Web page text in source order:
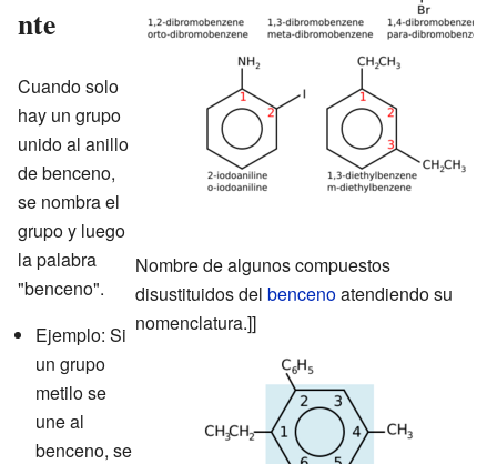
Nombre de algunos compuestos
disustituidos del bencenoatendiendo su
nomenclatura.]]
nte
Cuando solo
hay un grupo
unido al anillo
de benceno,
se nombra el
grupo y luego
la palabra
"benceno".
Ejemplo: Si
un grupo
metilo se
une al
benceno, se